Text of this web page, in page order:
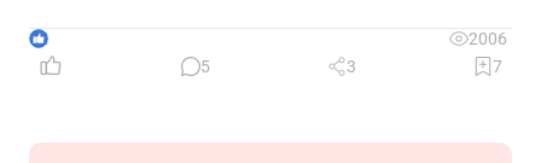
скасував помилково виданий наказ про звільнення.
Розберемо її докладно
1
2006
5
3 7